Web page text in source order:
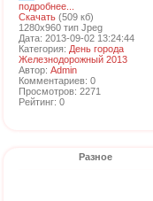
подробнее...
Скачать (509 кб)
1280x960 тип Jpeg
Дата: 2013-09-02 13:24:44
Категория: День города
Железнодорожный 2013
Автор: Admin
Комментариев: 0
Просмотров: 2271
Рейтинг: 0
Разное